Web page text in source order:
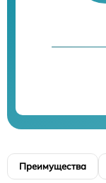
Преимущества